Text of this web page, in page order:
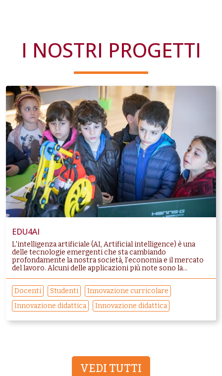
I NOSTRI PROGETTI
EDU4AI
L'intelligenza artificiale (AI, Artificial intelligence) è una
delle tecnologie emergenti che sta cambiando
profondamente la nostra società, l’economia e il mercato
del lavoro. Alcuni delle applicazioni più note sono la...
Docenti Studenti
Innovazione curricolare
Innovazione didattica
Innovazione didattica
VEDI TUTTI